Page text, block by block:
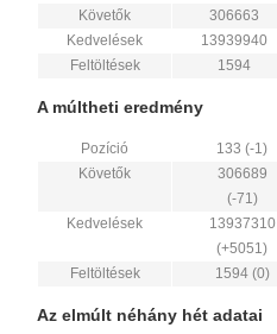
Követők
306663
Kedvelések
13939940
Feltöltések
1594
A múltheti eredmény
Pozíció
133 (-1)
Követők
306689
(-71)
Kedvelések
13937310
(+5051)
Feltöltések
1594 (0)
Az elmúlt néhány hét adatai